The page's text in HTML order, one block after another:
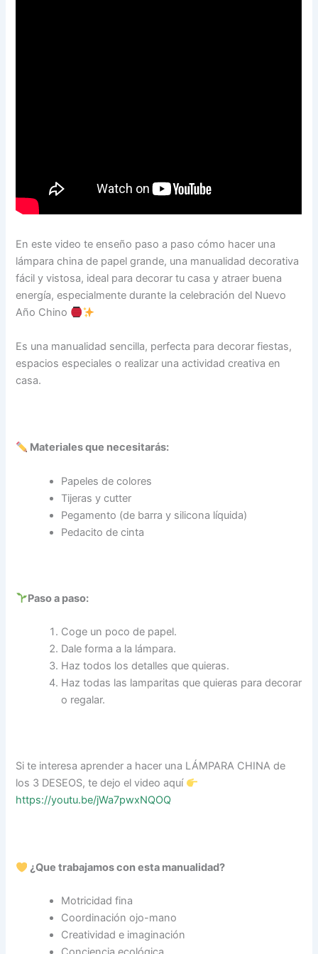
En este video te enseño paso a paso cómo hacer una
lámpara china de papel grande, una manualidad decorativa
fácil y vistosa, ideal para decorar tu casa y atraer buena
energía, especialmente durante la celebración del Nuevo
Año Chino
Es una manualidad sencilla, perfecta para decorar fiestas,
espacios especiales o realizar una actividad creativa en
casa.
Materiales que necesitarás:
Papeles de colores
Tijeras y cutter
Pegamento (de barra y silicona líquida)
Pedacito de cinta
Paso a paso:
Coge un poco de papel.
Dale forma a la lámpara.
Haz todos los detalles que quieras.
Haz todas las lamparitas que quieras para decorar
o regalar.
Si te interesa aprender a hacer una LÁMPARA CHINA de
los 3 DESEOS, te dejo el video aquí
https://youtu.be/jWa7pwxNQOQ
¿Que trabajamos con esta manualidad?
Motricidad fina
Coordinación ojo-mano
Creatividad e imaginación